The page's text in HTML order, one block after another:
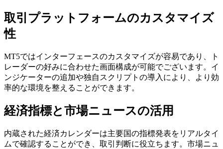
取引プラットフォームのカスタマイズ
性
MT5ではインターフェースのカスタマイズが容易であり、ト
レーダーの好みに合わせた画面構成が可能でございます。イ
ンジケーターの追加や独自スクリプトの導入により、より効
率的な環境を整えることができます。
経済指標と市場ニュースの活用
内蔵された経済カレンダーは主要国の指標発表をリアルタイ
ムで確認することができ、取引判断に役立ちます。市場ニュ